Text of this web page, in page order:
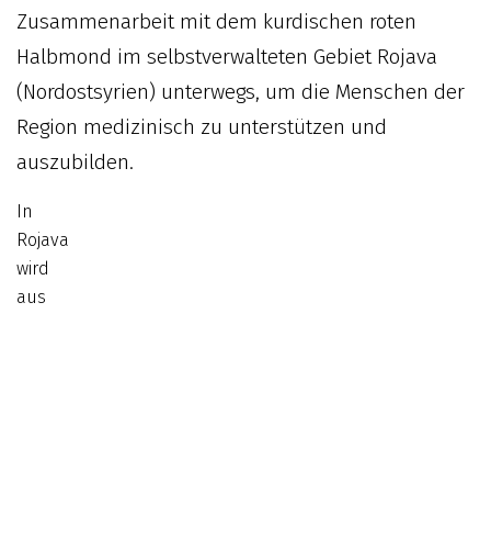
Zusammenarbeit mit dem kurdischen roten
Halbmond im selbstverwalteten Gebiet Rojava
(Nordostsyrien) unterwegs, um die Menschen der
Region medizinisch zu unterstützen und
auszubilden.
In
Rojava
wird
aus